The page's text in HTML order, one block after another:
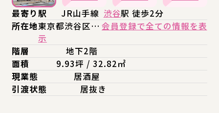
最寄り駅 JR山手線 渋谷駅 徒歩2分
所在地東京都渋谷区… 会員登録で全ての情報を表
示
階層
地下2階
面積
9.93坪 / 32.82㎡
現業態
居酒屋
引渡状態
居抜き